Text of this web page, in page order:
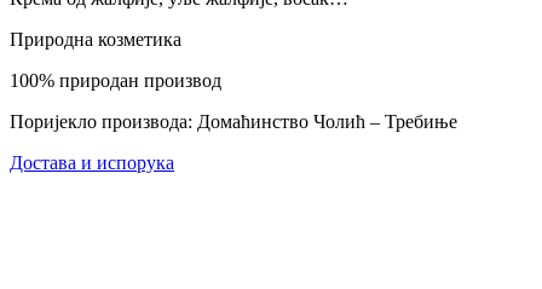
Природна козметика
100% природан производ
Поријекло производа: Домаћинство Чолић – Требиње
Достава и испорука